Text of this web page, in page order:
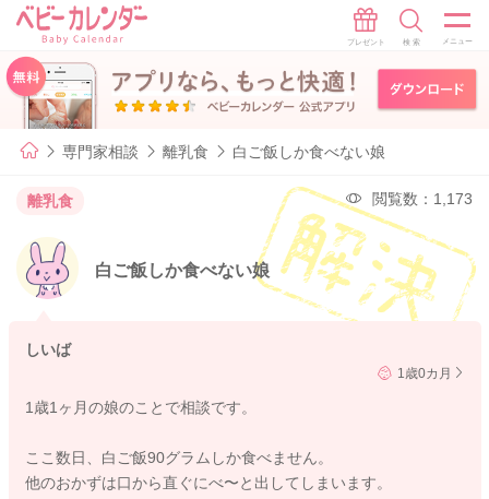
専門家相談 離乳食 白ご飯しか食べない娘
離乳食 閲覧数：1,173
白ご飯しか食べない娘
しいば
1歳0カ月
1歳1ヶ月の娘のことで相談です。
ここ数日、白ご飯90グラムしか食べません。
他のおかずは口から直ぐにべ〜と出してしまいます。